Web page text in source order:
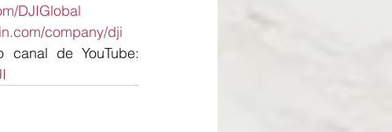
DJIGlobal
company/dji